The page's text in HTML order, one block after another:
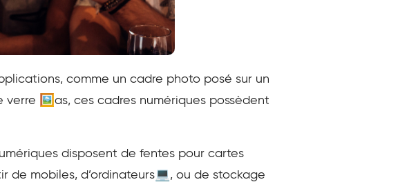
comme un cadre photo posé sur un
verre 🖼️as, ces cadres numériques possèdent
disposent de fentes pour cartes
mobiles, d’ordinateurs💻, ou de stockage